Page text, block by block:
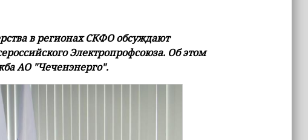
в регионах СКФО обсуждают
Электропрофсоюза. Об этом
АО "Чеченэнерго".